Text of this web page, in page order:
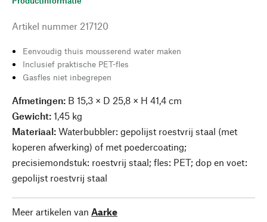
Artikel nummer 217120
Eenvoudig thuis mousserend water maken
Inclusief praktische PET-fles
Gasfles niet inbegrepen
Afmetingen: B 15,3 × D 25,8 × H 41,4 cm
Gewicht: 1,45 kg
Materiaal: Waterbubbler: gepolijst roestvrij staal (met
koperen afwerking) of met poedercoating;
precisiemondstuk: roestvrij staal; fles: PET; dop en voet:
gepolijst roestvrij staal
Meer artikelen van Aarke